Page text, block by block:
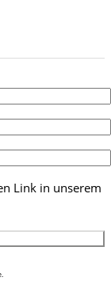
Link in unserem